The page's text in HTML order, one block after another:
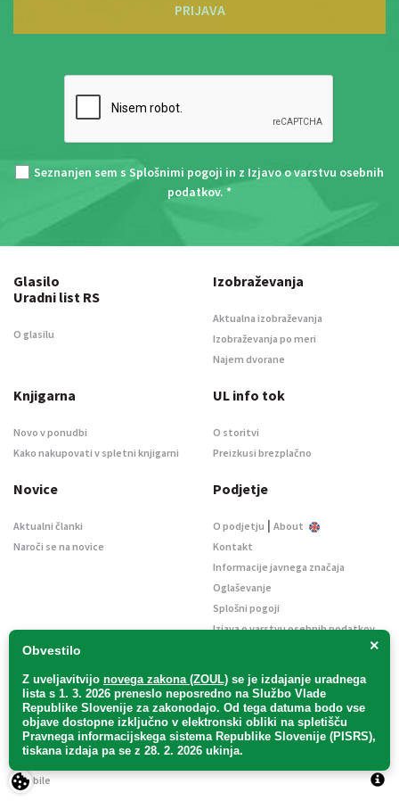
PRIJAVA
Seznanjen sem s Splošnimi pogoji in z Izjavo o varstvu osebnih
podatkov. *
×
Obvestilo
Z uveljavitvijo novega zakona (ZOUL) se je izdajanje uradnega
lista s 1. 3. 2026 preneslo neposredno na Službo Vlade
Republike Slovenije za zakonodajo. Od tega datuma bodo vse
objave dostopne izključno v elektronski obliki na spletišču
Pravnega informacijskega sistema Republike Slovenije (PISRS),
tiskana izdaja pa se z 28. 2. 2026 ukinja.
Glasilo
Uradni list RS
O glasilu
Izobraževanja
Aktualna izobraževanja
Izobraževanja po meri
Najem dvorane
Knjigarna
Novo v ponudbi
Kako nakupovati v spletni knjigarni
UL info tok
O storitvi
Preizkusi brezplačno
Novice
Aktualni članki
Naroči se na novice
Podjetje
O podjetju | About
Kontakt
Informacije javnega značaja
Oglaševanje
Splošni pogoji
Izjava o varstvu osebnih podatkov
Uradni list d. o. o. – v likvidaciji / Vse pravice pridržane.
2Mobile